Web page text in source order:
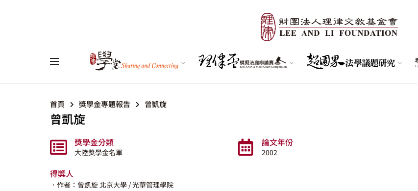
首頁 獎學金專題報告 曾凱旋
曾凱旋
獎學金分類
大陸獎學金名單
論文年份
2002
得獎人
．作者：曾凱旋 北京大學 / 光華管理學院